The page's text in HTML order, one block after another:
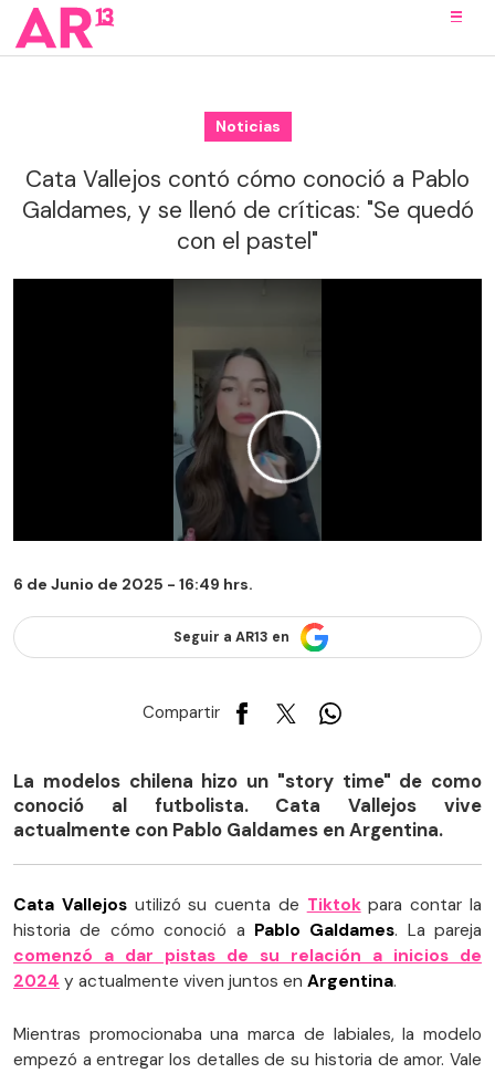
Noticias
Cata Vallejos contó cómo conoció a Pablo
Galdames, y se llenó de críticas: "Se quedó
con el pastel"
6 de Junio de 2025 - 16:49 hrs.
Seguir a AR13 en
Compartir
La modelos chilena hizo un "story time" de como
conoció al futbolista. Cata Vallejos vive
actualmente con Pablo Galdames en Argentina.
Cata Vallejosutilizó su cuenta de Tiktokpara contar la
historia de cómo conoció a Pablo Galdames. La pareja
comenzó a dar pistas de su relación a inicios de
2024 y actualmente viven juntos en Argentina.
Mientras promocionaba una marca de labiales, la modelo
empezó a entregar los detalles de su historia de amor. Vale